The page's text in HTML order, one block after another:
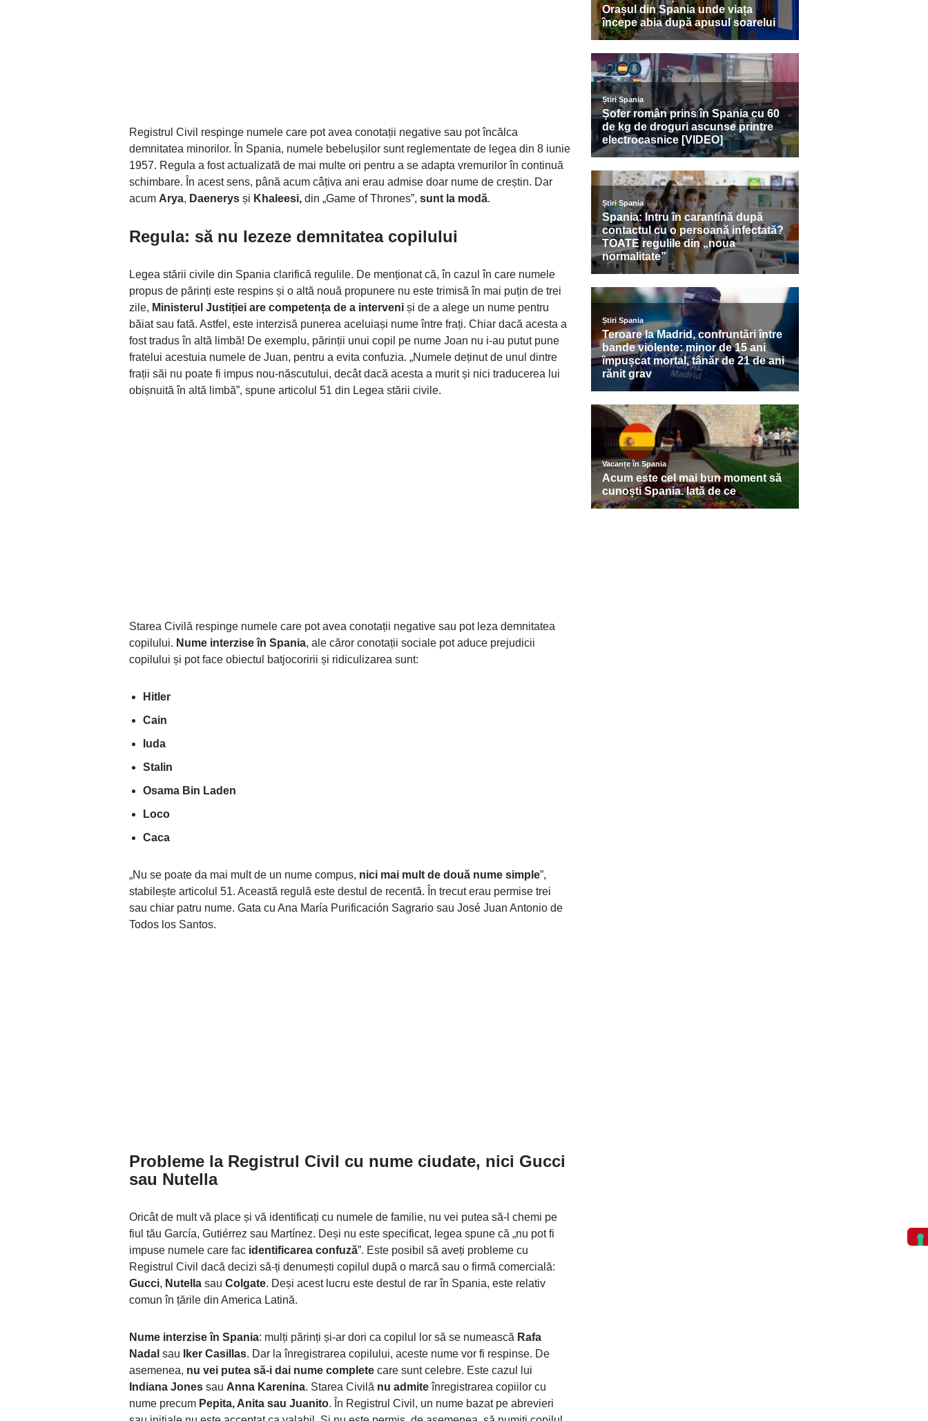
Registrul Civil respinge numele care pot avea conotații negative sau pot încălca
demnitatea minorilor. În Spania, numele bebelușilor sunt reglementate de legea din 8 iunie
1957. Regula a fost actualizată de mai multe ori pentru a se adapta vremurilor în continuă
schimbare. În acest sens, până acum câțiva ani erau admise doar nume de creștin. Dar
acum Arya, Daenerys și Khaleesi, din „Game of Thrones”, sunt la modă.
Regula: să nu lezeze demnitatea copilului
Legea stării civile din Spania clarifică regulile. De menționat că, în cazul în care numele
propus de părinți este respins și o altă nouă propunere nu este trimisă în mai puțin de trei
zile, Ministerul Justiției are competența de a interveni și de a alege un nume pentru
băiat sau fată. Astfel, este interzisă punerea aceluiași nume între frați. Chiar dacă acesta a
fost tradus în altă limbă! De exemplu, părinții unui copil pe nume Joan nu i-au putut pune
fratelui acestuia numele de Juan, pentru a evita confuzia. „Numele deținut de unul dintre
frații săi nu poate fi impus nou-născutului, decât dacă acesta a murit și nici traducerea lui
obișnuită în altă limbă”, spune articolul 51 din Legea stării civile.
Starea Civilă respinge numele care pot avea conotații negative sau pot leza demnitatea
copilului. Nume interzise în Spania, ale căror conotații sociale pot aduce prejudicii
copilului și pot face obiectul batjocoririi și ridiculizarea sunt:
Hitler
Cain
Iuda
Stalin
Osama Bin Laden
Loco
Caca
„Nu se poate da mai mult de un nume compus, nici mai mult de două nume simple”,
stabilește articolul 51. Această regulă este destul de recentă. În trecut erau permise trei
sau chiar patru nume. Gata cu Ana María Purificación Sagrario sau José Juan Antonio de
Todos los Santos.
Probleme la Registrul Civil cu nume ciudate, nici Gucci
sau Nutella
Oricât de mult vă place și vă identificați cu numele de familie, nu vei putea să-l chemi pe
fiul tău García, Gutiérrez sau Martínez. Deși nu este specificat, legea spune că „nu pot fi
impuse numele care fac identificarea confuză”. Este posibil să aveți probleme cu
Registrul Civil dacă decizi să-ți denumești copilul după o marcă sau o firmă comercială:
Gucci, Nutella sau Colgate. Deși acest lucru este destul de rar în Spania, este relativ
comun în țările din America Latină.
Nume interzise în Spania: mulți părinți și-ar dori ca copilul lor să se numească Rafa
Nadal sau Iker Casillas. Dar la înregistrarea copilului, aceste nume vor fi respinse. De
asemenea, nu vei putea să-i dai nume complete care sunt celebre. Este cazul lui
Indiana Jones sau Anna Karenina. Starea Civilă nu admiteînregistrarea copiilor cu
nume precum Pepita, Anita sau Juanito. În Registrul Civil, un nume bazat pe abrevieri